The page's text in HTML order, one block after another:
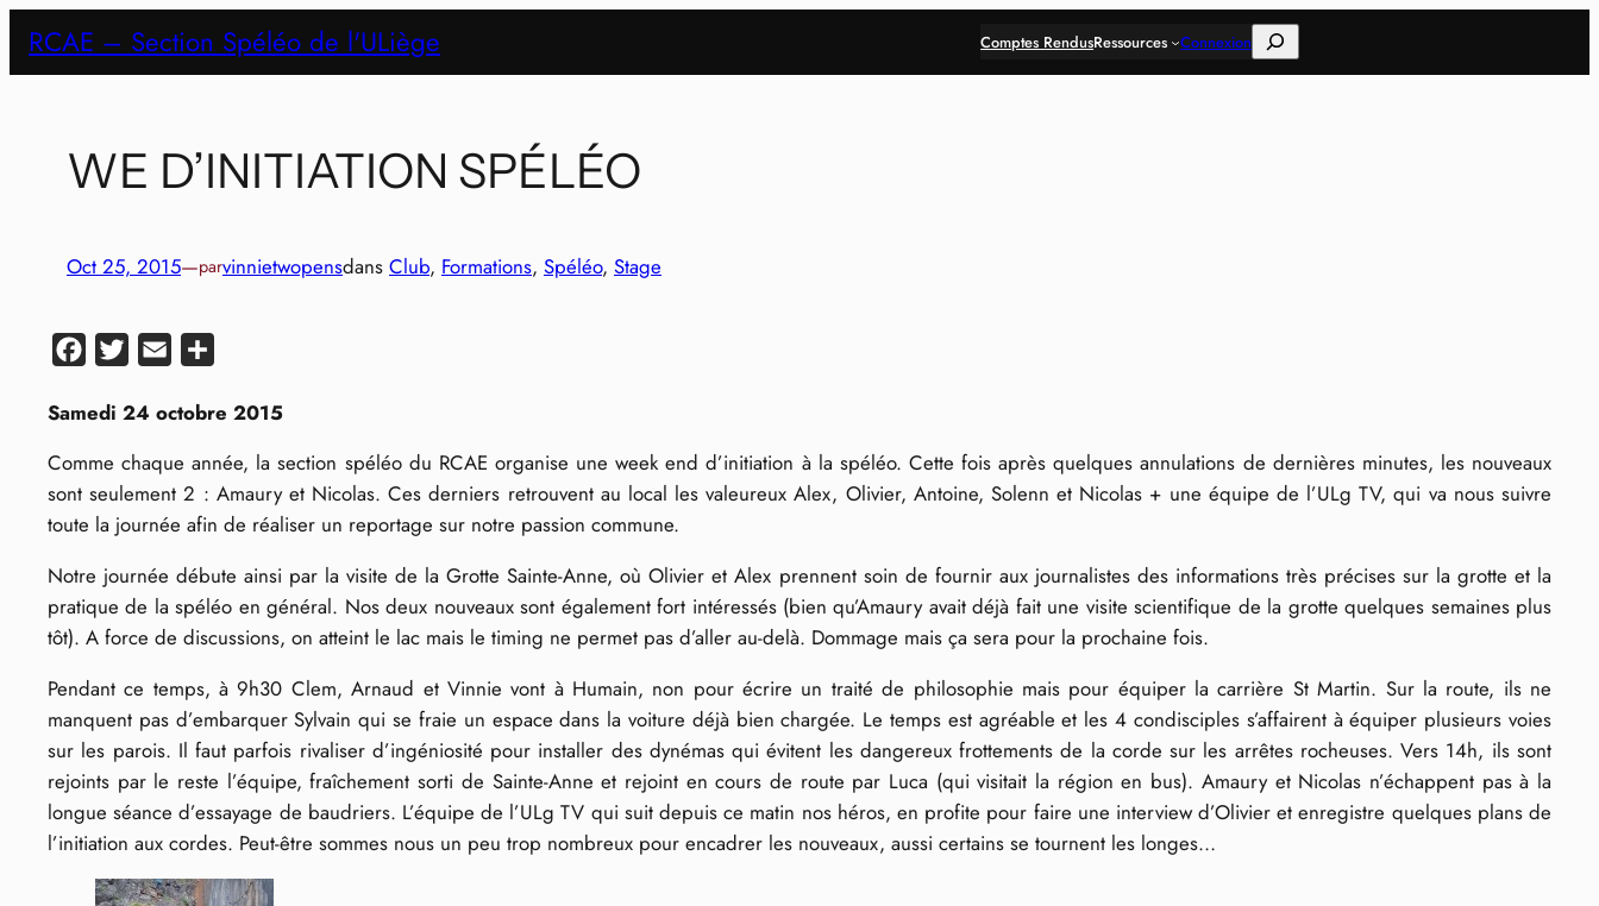
RCAE – Section Spéléo de l'ULiège Comptes RendusRessources Connexion Rechercher
WE D’INITIATION SPÉLÉO
Oct 25, 2015—parvinnietwopensdans Club, Formations, Spéléo, Stage
Facebook
Twitter Email
Samedi 24 octobre 2015
Comme chaque année, la section spéléo du RCAE organise une week end d’initiation à la spéléo. Cette fois après quelques annulations de dernières minutes, les nouveaux
sont seulement 2 : Amaury et Nicolas. Ces derniers retrouvent au local les valeureux Alex, Olivier, Antoine, Solenn et Nicolas + une équipe de l’ULg TV, qui va nous suivre
toute la journée afin de réaliser un reportage sur notre passion commune.
Notre journée débute ainsi par la visite de la Grotte Sainte-Anne, où Olivier et Alex prennent soin de fournir aux journalistes des informations très précises sur la grotte et la
pratique de la spéléo en général. Nos deux nouveaux sont également fort intéressés (bien qu’Amaury avait déjà fait une visite scientifique de la grotte quelques semaines plus
tôt). A force de discussions, on atteint le lac mais le timing ne permet pas d’aller au-delà. Dommage mais ça sera pour la prochaine fois.
Pendant ce temps, à 9h30 Clem, Arnaud et Vinnie vont à Humain, non pour écrire un traité de philosophie mais pour équiper la carrière St Martin. Sur la route, ils ne
manquent pas d’embarquer Sylvain qui se fraie un espace dans la voiture déjà bien chargée. Le temps est agréable et les 4 condisciples s’affairent à équiper plusieurs voies
sur les parois. Il faut parfois rivaliser d’ingéniosité pour installer des dynémas qui évitent les dangereux frottements de la corde sur les arrêtes rocheuses. Vers 14h, ils sont
rejoints par le reste l’équipe, fraîchement sorti de Sainte-Anne et rejoint en cours de route par Luca (qui visitait la région en bus). Amaury et Nicolas n’échappent pas à la
longue séance d’essayage de baudriers. L’équipe de l’ULg TV qui suit depuis ce matin nos héros, en profite pour faire une interview d’Olivier et enregistre quelques plans de
l’initiation aux cordes. Peut-être sommes nous un peu trop nombreux pour encadrer les nouveaux, aussi certains se tournent les longes…